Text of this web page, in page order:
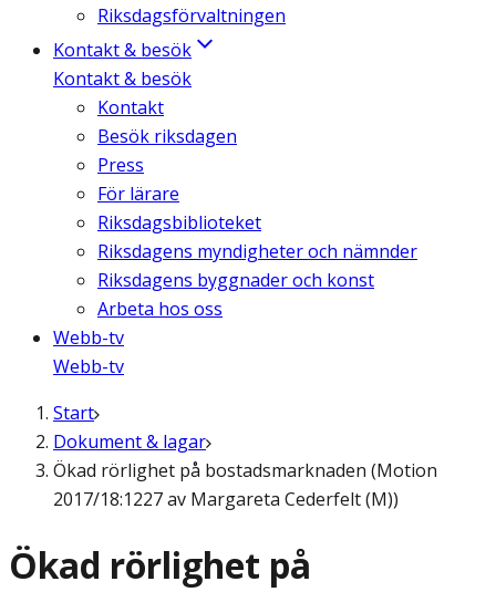
Riksdagsförvaltningen
Kontakt & besök
Kontakt & besök
Kontakt
Besök riksdagen
Press
För lärare
Riksdagsbiblioteket
Riksdagens myndigheter och nämnder
Riksdagens byggnader och konst
Arbeta hos oss
Webb-tv
Webb-tv
Start
Dokument & lagar
Ökad rörlighet på bostadsmarknaden (Motion
2017/18:1227 av Margareta Cederfelt (M))
Ökad rörlighet på